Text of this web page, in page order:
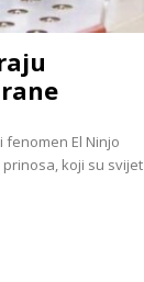
fenomen El Ninjo
koji su svijet